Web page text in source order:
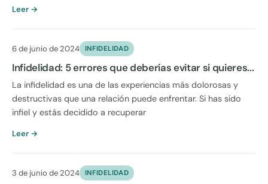
Leer →
6 de junio de 2024 INFIDELIDAD
Infidelidad: 5 errores que deberías evitar si quieres...
La infidelidad es una de las experiencias más dolorosas y
destructivas que una relación puede enfrentar. Si has sido
infiel y estás decidido a recuperar
Leer →
3 de junio de 2024 INFIDELIDAD